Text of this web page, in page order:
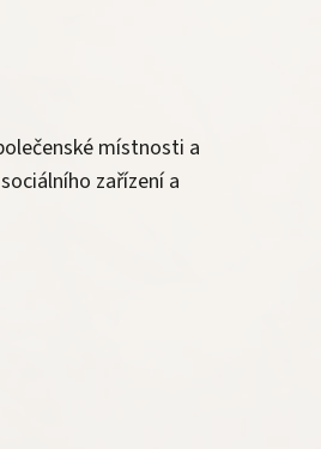
místnosti a
zařízení a